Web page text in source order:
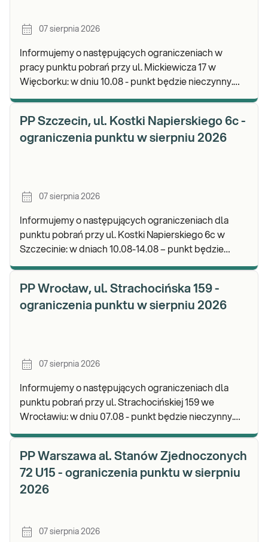
07 sierpnia 2026
Informujemy o następujących ograniczeniach w
pracy punktu pobrań przy ul. Mickiewicza 17 w
Więcborku: w dniu 10.08 - punkt będzie nieczynny.
PP Szczecin, ul. Kostki Napierskiego 6c -
ograniczenia punktu w sierpniu 2026
07 sierpnia 2026
Informujemy o następujących ograniczeniach dla
punktu pobrań przy ul. Kostki Napierskiego 6c w
Szczecinie: w dniach 10.08-14.08 – punkt będzie
PP Wrocław, ul. Strachocińska 159 -
ograniczenia punktu w sierpniu 2026
07 sierpnia 2026
Informujemy o następujących ograniczeniach dla
punktu pobrań przy ul. Strachocińskiej 159 we
Wrocławiu: w dniu 07.08 - punkt będzie nieczynny.
PP Warszawa al. Stanów Zjednoczonych
72 U15 - ograniczenia punktu w sierpniu
2026
07 sierpnia 2026